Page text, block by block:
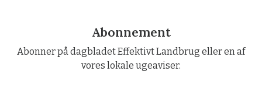
Abonnement
Abonner på dagbladet Effektivt Landbrug eller en af
vores lokale ugeaviser.